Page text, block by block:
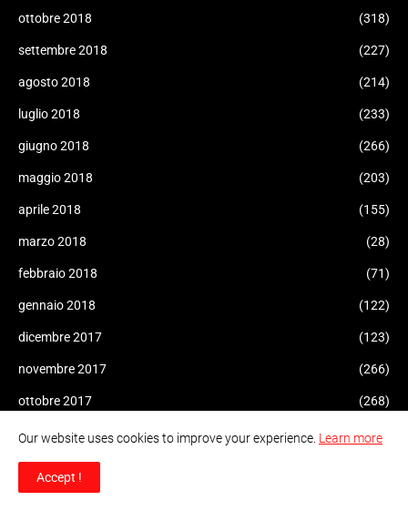
ottobre 2018 (318)
settembre 2018 (227)
agosto 2018 (214)
luglio 2018 (233)
giugno 2018 (266)
maggio 2018 (203)
aprile 2018 (155)
marzo 2018 (28)
febbraio 2018 (71)
gennaio 2018 (122)
dicembre 2017 (123)
novembre 2017 (266)
ottobre 2017 (268)
settembre 2017 (459)
agosto 2017
luglio 2017
Our website uses cookies to improve your experience. Learn more
Accept !